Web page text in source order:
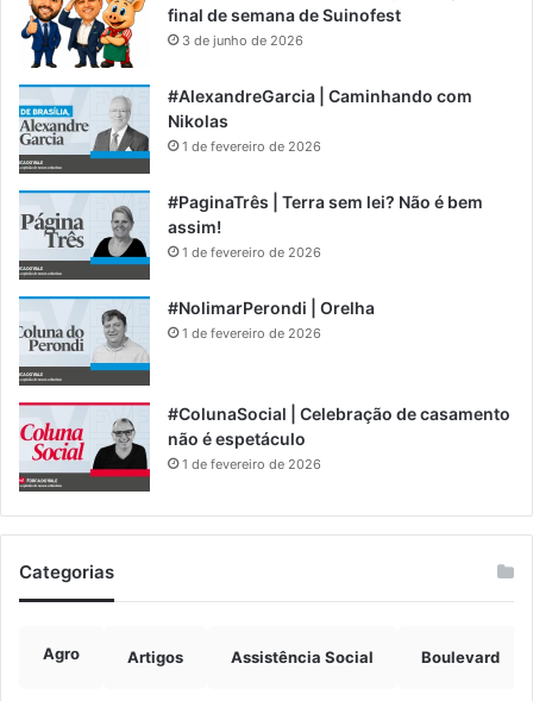
final de semana de Suinofest
3 de junho de 2026
#AlexandreGarcia | Caminhando com
Nikolas
1 de fevereiro de 2026
#PaginaTrês | Terra sem lei? Não é bem
assim!
1 de fevereiro de 2026
#NolimarPerondi | Orelha
1 de fevereiro de 2026
#ColunaSocial | Celebração de casamento
não é espetáculo
1 de fevereiro de 2026
Categorias
Agro Artigos Assistência Social Boulevard